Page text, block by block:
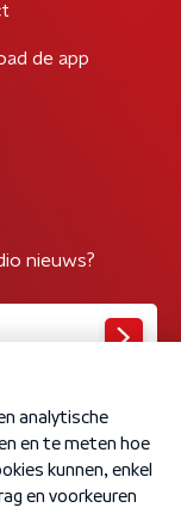
de app
nieuws?